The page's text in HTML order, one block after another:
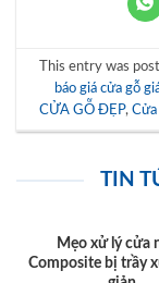
This entry was
báo giá cửa gỗ
CỬA GỖ ĐẸP, Cửa
TIN
Mẹo xử lý cửa
Composite bị trầy